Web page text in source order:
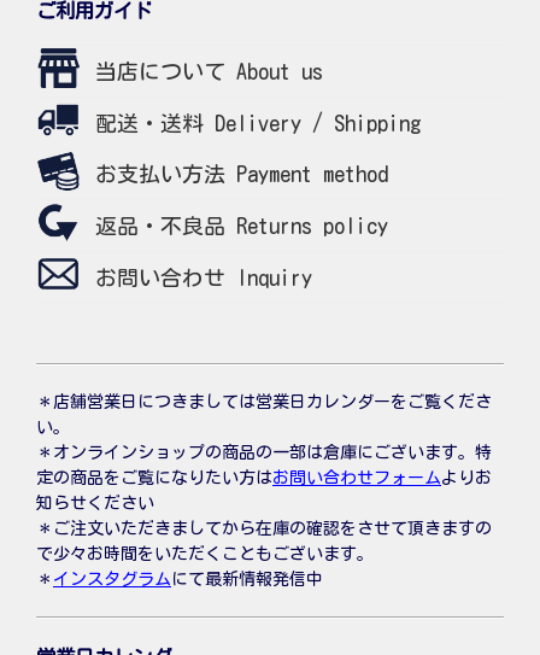
ご利用ガイド
当店について About us
配送・送料 Delivery / Shipping
お支払い方法 Payment method
返品・不良品 Returns policy
お問い合わせ Inquiry
＊店舗営業日につきましては営業日カレンダーをご覧くださ
い。
＊オンラインショップの商品の一部は倉庫にございます。特
定の商品をご覧になりたい方はお問い合わせフォームよりお
知らせください
＊ご注文いただきましてから在庫の確認をさせて頂きますの
で少々お時間をいただくこともございます。
＊ インスタグラム にて最新情報発信中